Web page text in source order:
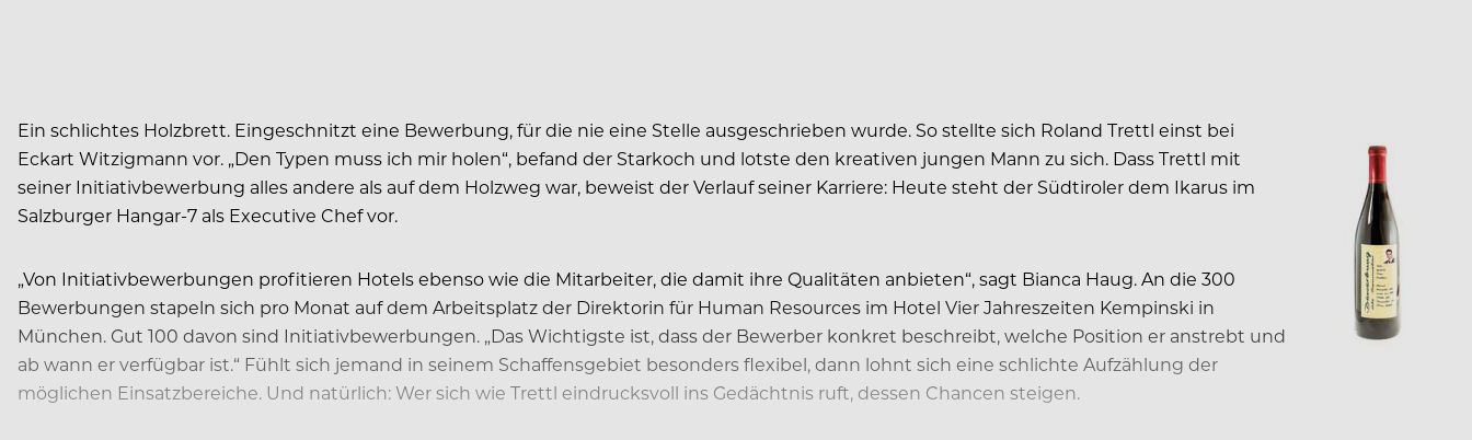
Ein schlichtes Holzbrett. Eingeschnitzt eine Bewerbung, für die nie eine Stelle ausgeschrieben wurde. So stellte sich Roland Trettl einst bei
Eckart Witzigmann vor. „Den Typen muss ich mir holen“, befand der Starkoch und lotste den kreativen jungen Mann zu sich. Dass Trettl mit
seiner Initiativbewerbung alles andere als auf dem Holzweg war, beweist der Verlauf seiner Karriere: Heute steht der Südtiroler dem Ikarus im
Salzburger Hangar-7 als Executive Chef vor.
„Von Initiativbewerbungen profitieren Hotels ebenso wie die Mitarbeiter, die damit ihre Qualitäten anbieten“, sagt Bianca Haug. An die 300
Bewerbungen stapeln sich pro Monat auf dem Arbeitsplatz der Direktorin für Human Resources im Hotel Vier Jahreszeiten Kempinski in
München. Gut 100 davon sind Initiativbewerbungen. „Das Wichtigste ist, dass der Bewerber konkret beschreibt, welche Position er anstrebt und
ab wann er verfügbar ist.“ Fühlt sich jemand in seinem Schaffensgebiet besonders flexibel, dann lohnt sich eine schlichte Aufzählung der
möglichen Einsatzbereiche. Und natürlich: Wer sich wie Trettl eindrucksvoll ins Gedächtnis ruft, dessen Chancen steigen.